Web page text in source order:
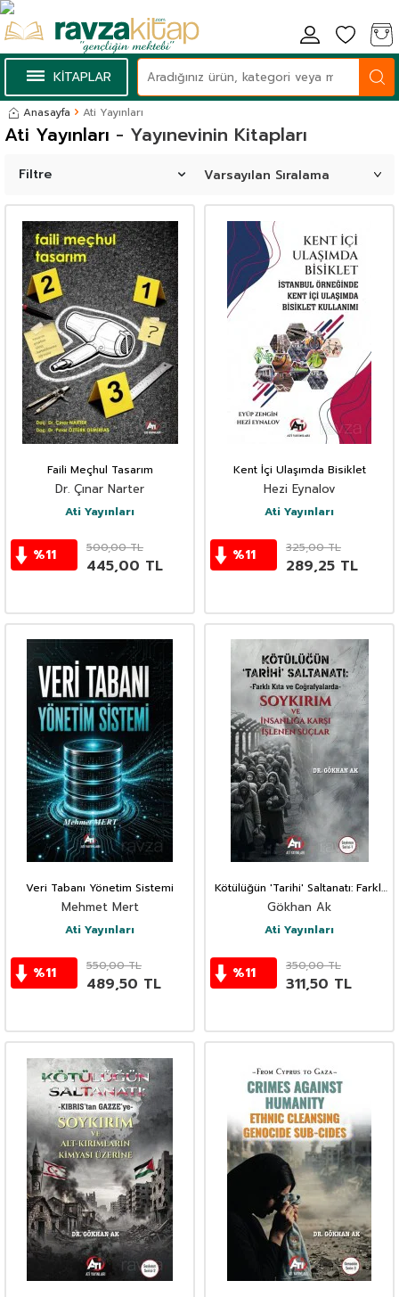
KİTAPLAR
Anasayfa Ati Yayınları
- Yayınevinin Kitapları
Ati Yayınları
Filtre
Faili Meçhul Tasarım
Dr. Çınar Narter
Ati Yayınları
%11 500,00TL
445,00 TL
Kent İçi Ulaşımda Bisiklet
Hezi Eynalov
Ati Yayınları
%11 325,00TL
289,25 TL
Veri Tabanı Yönetim Sistemi
Mehmet Mert
Ati Yayınları
%11 550,00TL
489,50 TL
Kötülüğün 'Tarihi' Saltanatı: Farklı
Kıta ve Coğrafyalarda
Gökhan Ak
Ati Yayınları
%11 350,00TL
311,50 TL